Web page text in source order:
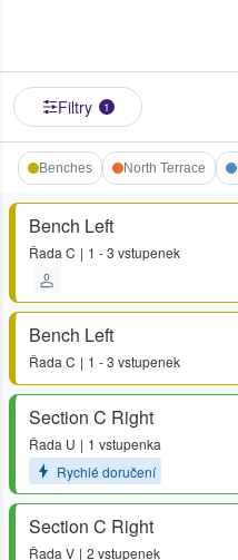
Filtry 1
Benches North Terrace
Bench Left
Řada C 1 - 3 vstupenek
Bench Left
Řada C 1 - 3 vstupenek
Section C Right
Řada U
1 vstupenka
Rychlé doručení
Section C Right
Řada V 2 vstupenek